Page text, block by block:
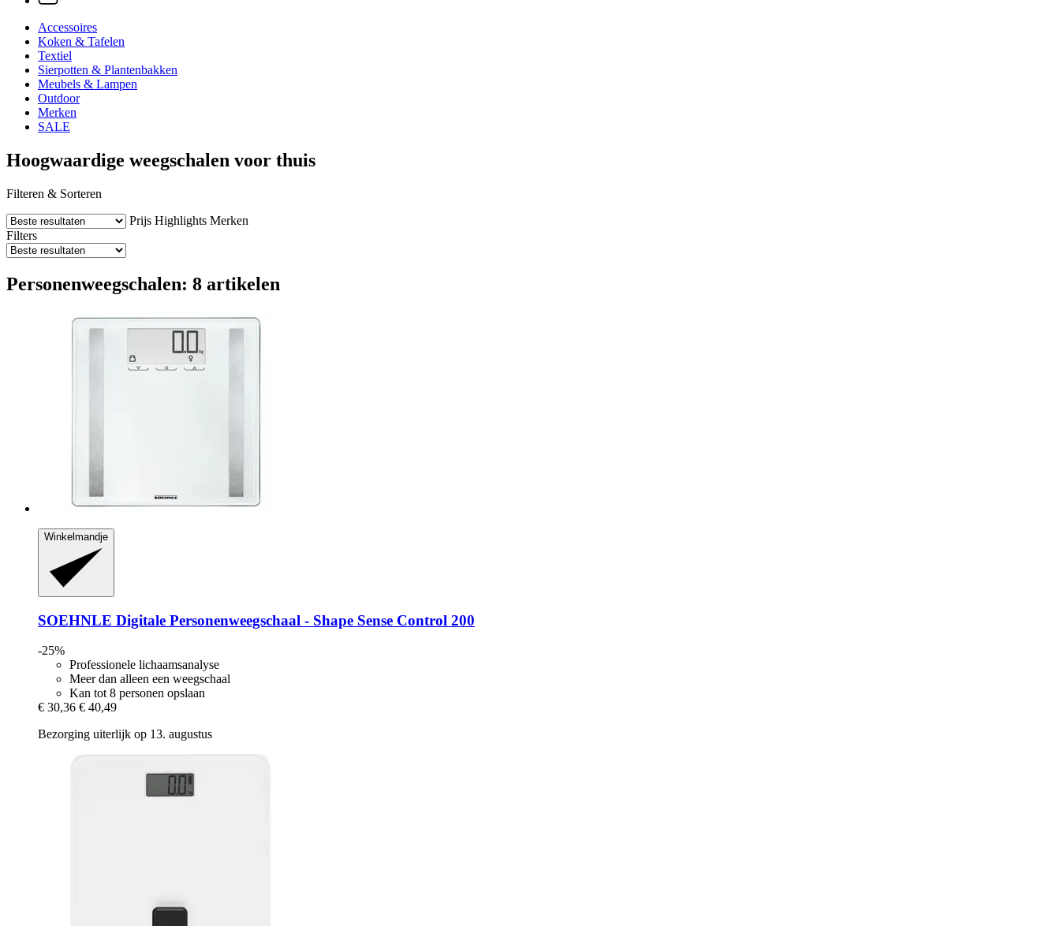
Accessoires
Koken & Tafelen
Textiel
Sierpotten & Plantenbakken
Meubels & Lampen
Outdoor
Merken
SALE
Hoogwaardige weegschalen voor thuis
Filteren & Sorteren
Prijs Highlights Merken
Filters
Personenweegschalen: 8 artikelen
Winkelmandje
SOEHNLE Digitale Personenweegschaal -​ Shape Sense Control 200
-25%
Professionele lichaamsanalyse
Meer dan alleen een weegschaal
Kan tot 8 personen opslaan
€ 30,36 € 40,49
Bezorging uiterlijk op 13. augustus